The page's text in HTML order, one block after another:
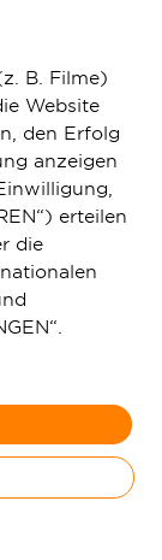
B. Filme)
Website
den Erfolg
anzeigen
erteilen
die